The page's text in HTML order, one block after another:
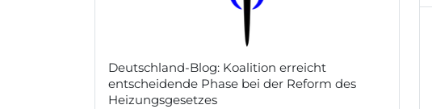
Deutschland-Blog: Koalition erreicht
entscheidende Phase bei der Reform des
Heizungsgesetzes